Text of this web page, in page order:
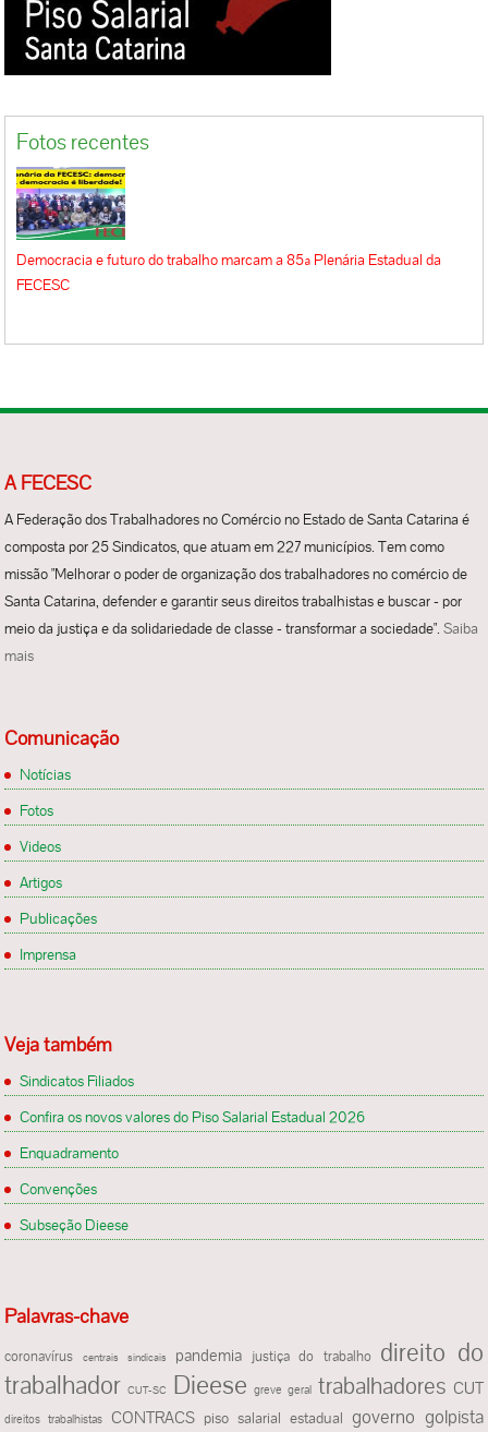
Fotos recentes
Democracia e futuro do trabalho marcam a 85ª Plenária Estadual da
FECESC
A FECESC
A Federação dos Trabalhadores no Comércio no Estado de Santa Catarina é
composta por 25 Sindicatos, que atuam em 227 municípios. Tem como
missão "Melhorar o poder de organização dos trabalhadores no comércio de
Santa Catarina, defender e garantir seus direitos trabalhistas e buscar - por
meio da justiça e da solidariedade de classe - transformar a sociedade".Saiba
mais
Comunicação
Notícias
Fotos
Videos
Artigos
Publicações
Imprensa
Veja também
Sindicatos Filiados
Confira os novos valores do Piso Salarial Estadual 2026
Enquadramento
Convenções
Subseção Dieese
Palavras-chave
coronavírus centrais sindicais pandemia justiça do trabalho direito do
trabalhador CUT-SC Dieese greve geral trabalhadores CUT
direitos trabalhistas CONTRACS piso salarial estadual governo golpista